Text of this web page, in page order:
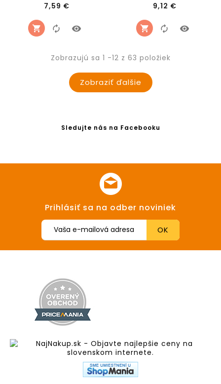
7,59 €Cena
9,12 €Cena
Zobrazujú sa 1 -12 z 63 položiek
Zobraziť ďalšie
Sledujte nás na Facebooku
Prihlásiť sa na odber noviniek